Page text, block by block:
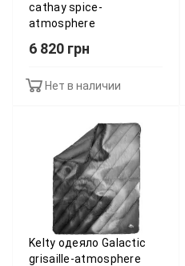
cathay spice-
atmosphere
6 820 грн
Нет в наличии
Kelty одеяло Galactic
grisaille-atmosphere